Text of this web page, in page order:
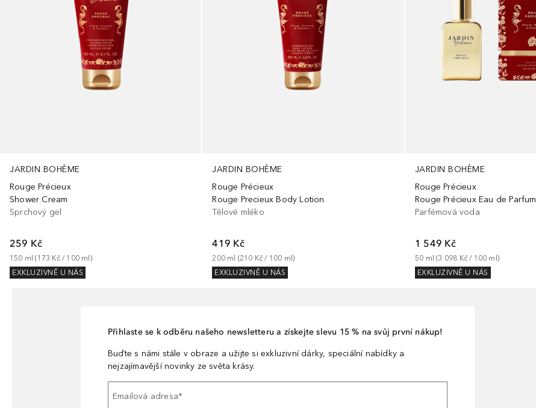
JARDIN BOHÈME
Rouge Précieux
Shower Cream
Sprchový gel
259 Kč
150 ml (173 Kč / 100 ml )
EXKLUZIVNĚ U NÁS
JARDIN BOHÈME
Rouge Précieux
Rouge Precieux Body Lotion
Tělové mléko
419 Kč
200 ml (210 Kč / 100 ml)
EXKLUZIVNĚ U NÁS
JARDIN BOHÈME
Rouge Précieux
Rouge Précieux Eau de Parfum
Parfémová voda
1 549 Kč
50 ml (3 098 Kč / 100 ml )
EXKLUZIVNĚ U NÁS
Přihlaste se k odběru našeho newsletteru a získejte slevu 15 % na svůj první nákup!
Buďte s námi stále v obraze a užijte si exkluzivní dárky, speciální nabídky a
nejzajímavější novinky ze světa krásy.
Emailová adresa*